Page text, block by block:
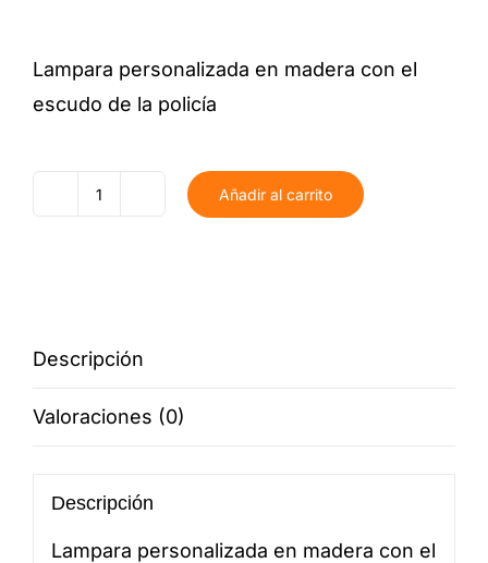
Lampara personalizada en madera con el
escudo de la policía
cantidad
Añadir al carrito
Descripción
Valoraciones (0)
Descripción
Lampara personalizada en madera con el